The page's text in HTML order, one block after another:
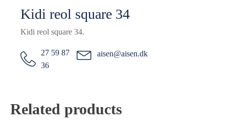
Kidi reol square 34
Kidi reol square 34.
27 59 87
36
aisen@aisen.dk
Related products